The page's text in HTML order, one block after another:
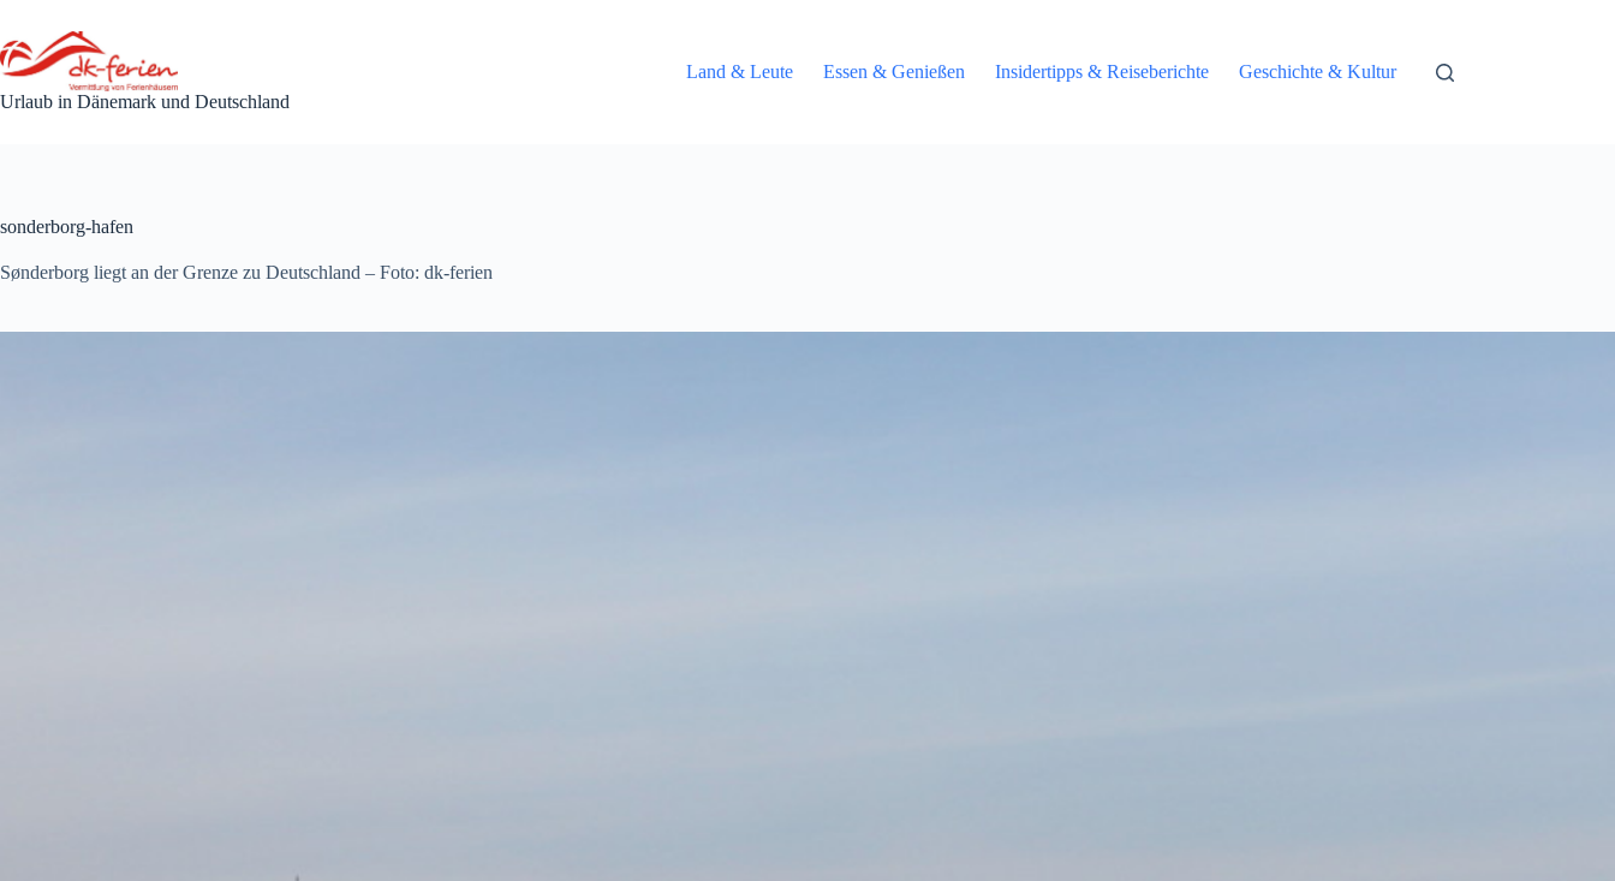
springen
Urlaub in Dänemark und Deutschland
Land & Leute Essen & Genießen Insidertipps & Reiseberichte Geschichte & Kultur
sonderborg-hafen
Sønderborg liegt an der Grenze zu Deutschland – Foto: dk-ferien